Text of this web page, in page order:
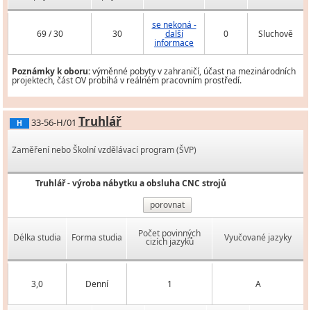
69 / 30 30
se nekoná -
další
informace
0 Sluchově
Poznámky k oboru:výměnné pobyty v zahraničí, účast na mezinárodních
projektech, část OV probíhá v reálném pracovním prostředí.
H 33-56-H/01 Truhlář
Zaměření nebo Školní vzdělávací program (ŠVP)
Truhlář - výroba nábytku a obsluha CNC strojů
porovnat
Délka studia Forma studia Počet povinných
cizích jazyků Vyučované jazyky
3,0 Denní 1 A